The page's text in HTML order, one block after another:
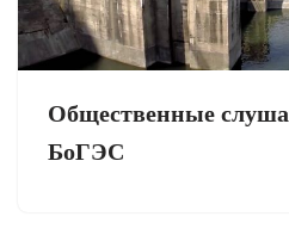
Общественные
БоГЭС